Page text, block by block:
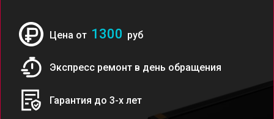
Цена от 1300 руб
Экспресс ремонт в день обращения
Гарантия до 3-х лет